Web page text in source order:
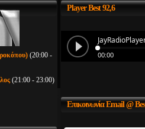
(20:00 -
(21:00 - 23:00)
PlayerBest 92,6
ΕπικοινωνίαEmail @